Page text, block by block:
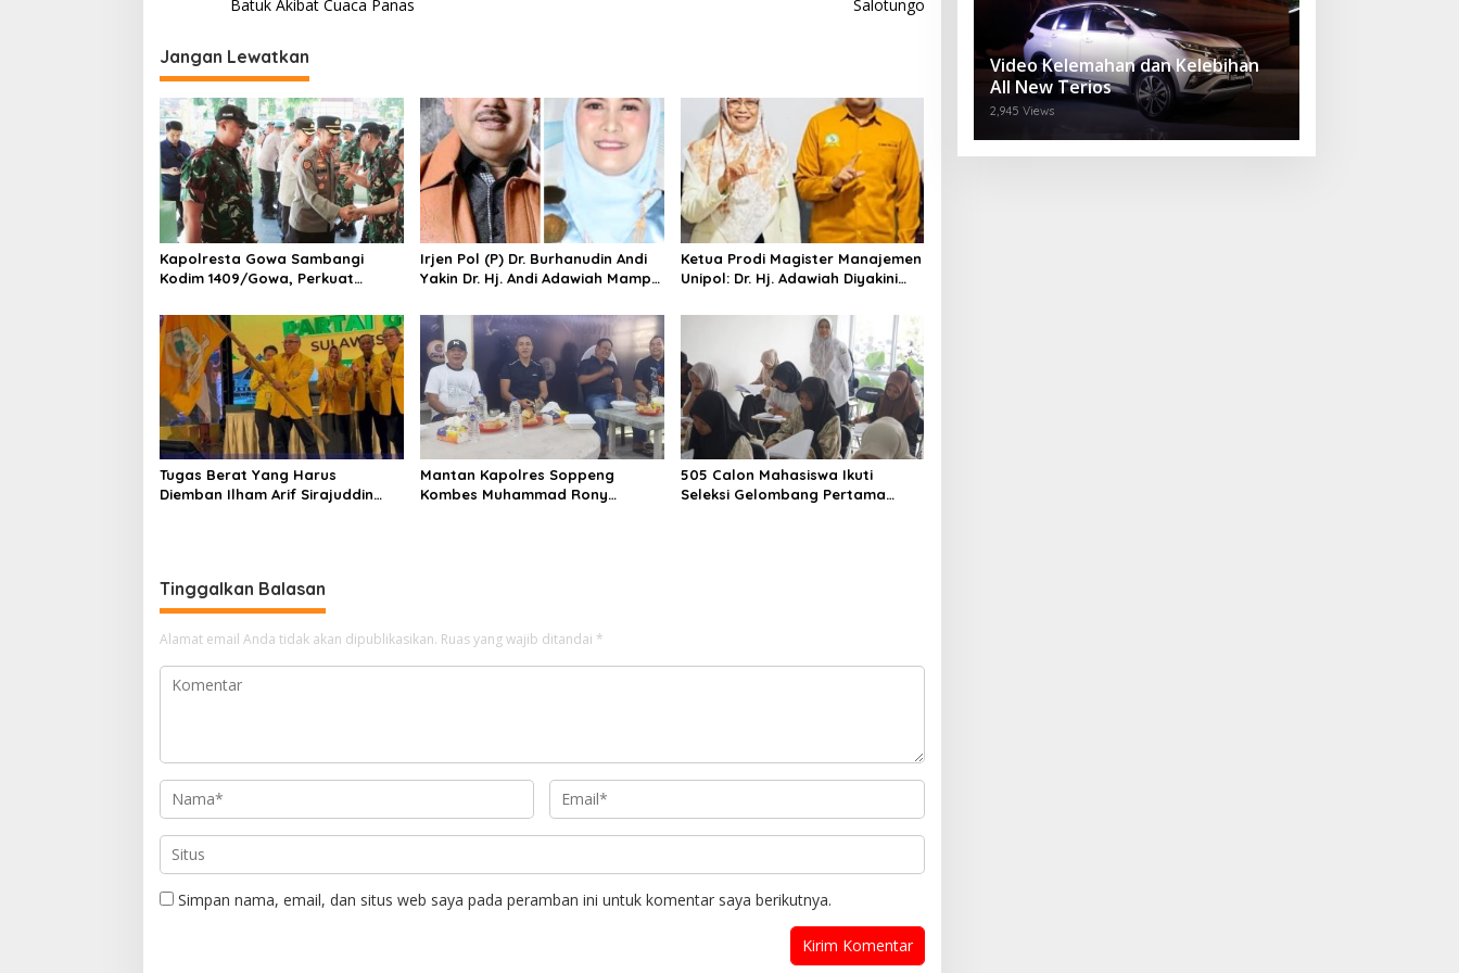
v
i
g
a
s
i
p
o
s
Batuk Akibat Cuaca Panas
Salotungo
Jangan Lewatkan
Kapolresta Gowa Sambangi
Kodim 1409/Gowa, Perkuat
Irjen Pol (P) Dr. Burhanudin Andi
Yakin Dr. Hj. Andi Adawiah Mampu
Ketua Prodi Magister Manajemen
Unipol: Dr. Hj. Adawiah Diyakini
Unggul
Tugas Berat Yang Harus
Diemban Ilham Arif Sirajuddin
Mantan Kapolres Soppeng
Kombes Muhammad Rony
505 Calon Mahasiswa Ikuti
Seleksi Gelombang Pertama
Tinggalkan Balasan
Alamat email Anda tidak akan dipublikasikan. Ruas yang wajib ditandai *
Simpan nama, email, dan situs web saya pada peramban ini untuk komentar saya berikutnya.
Video Kelemahan dan Kelebihan
All New Terios
2,945 Views